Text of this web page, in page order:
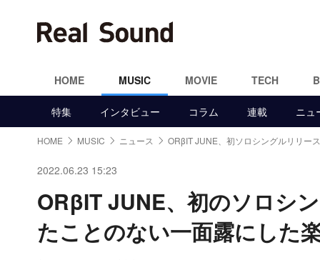
HOME MUSIC MOVIE TECH
特集 インタビュー コラム 連載 ニュ
HOME MUSIC ニュース ORβIT JUNE、初ソロシングルリリース
2022.06.23 15:23
ORβIT JUNE、初のソロシ
たことのない一面露にした